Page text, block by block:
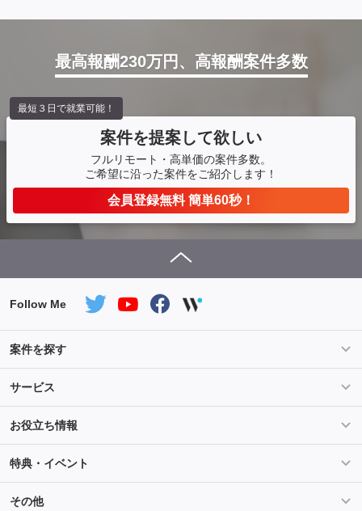
最高報酬230万円、高報酬案件多数
案件を提案して欲しい
フルリモート・高単価の案件多数。
ご希望に沿った案件をご紹介します！
会員登録無料 簡単60秒！
最短３日で就業可能！
Follow Me
案件を探す
条件を指定して案件を探す
Salesforce案件特集 AWS案件特集
サービス
サービス紹介
ご登録から参画までの流れ フリーランスの声
お役立ち情報
ライフ
キャリア スキル・テクノロジー
特典・イベント
セミナー
その他